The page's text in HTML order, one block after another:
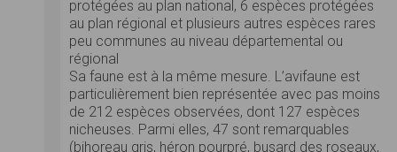
protégées au plan national, 6 espèces protégées
au plan régional et plusieurs autres espèces rares
peu communes au niveau départemental ou
régional
Sa faune est à la même mesure. L’avifaune est
particulièrement bien représentée avec pas moins
de 212 espèces observées, dont 127 espèces
nicheuses. Parmi elles, 47 sont remarquables
(bihoreau gris, héron pourpré, busard des roseaux,